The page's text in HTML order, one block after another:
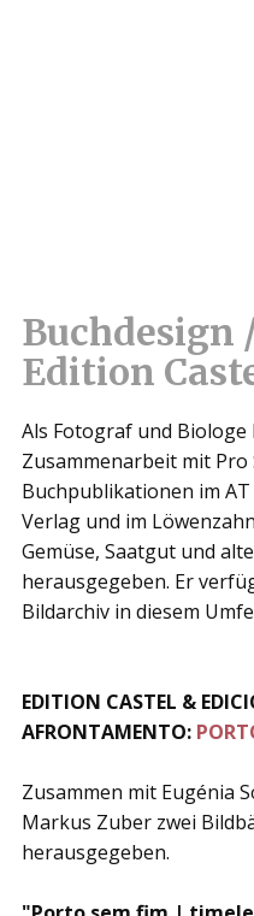
Buchdesign
Edition
Als Fotograf und
Zusammenarbeit mit Pro
Buchpublikationen im
Verlag und im
Gemüse, Saatgut und
herausgegeben. Er
Bildarchiv in diesem
EDITION CASTEL &
AFRONTAMENTO:
Zusammen mit Eugénia
Markus Zuber zwei
herausgegeben.